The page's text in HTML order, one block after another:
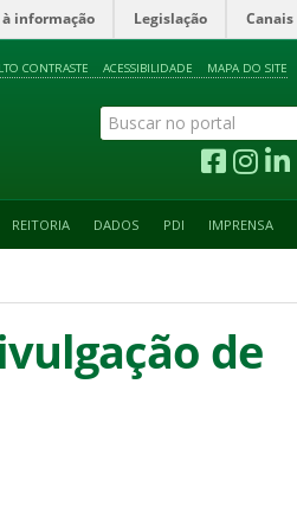
à informação Legislação Canais
CONTRASTE ACESSIBILIDADE MAPA DO SITE
REITORIA DADOS PDI IMPRENSA
de